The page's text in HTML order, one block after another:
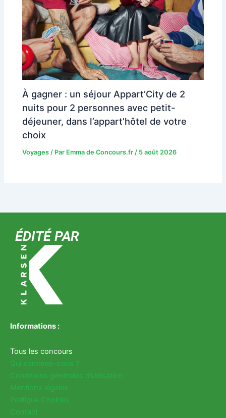
À gagner : un séjour Appart’City de 2
nuits pour 2 personnes avec petit-
déjeuner, dans l’appart’hôtel de votre
choix
Voyages / Par Emma de Concours.fr / 5 août 2026
ÉDITÉ PAR
Informations :
Tous les concours
Qui sommes-nous ?
Conditions générales d’utilisation
Mentions légales
Politique Cookies
Contact